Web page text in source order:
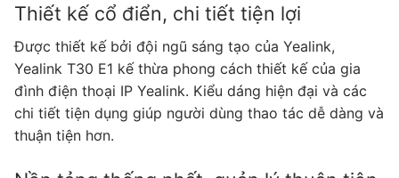
Thiết kế cổ điển, chi tiết tiện lợi
Được thiết kế bởi đội ngũ sáng tạo của Yealink,
Yealink T30 E1 kế thừa phong cách thiết kế của gia
đình điện thoại IP Yealink. Kiểu dáng hiện đại và các
chi tiết tiện dụng giúp người dùng thao tác dễ dàng và
thuận tiện hơn.